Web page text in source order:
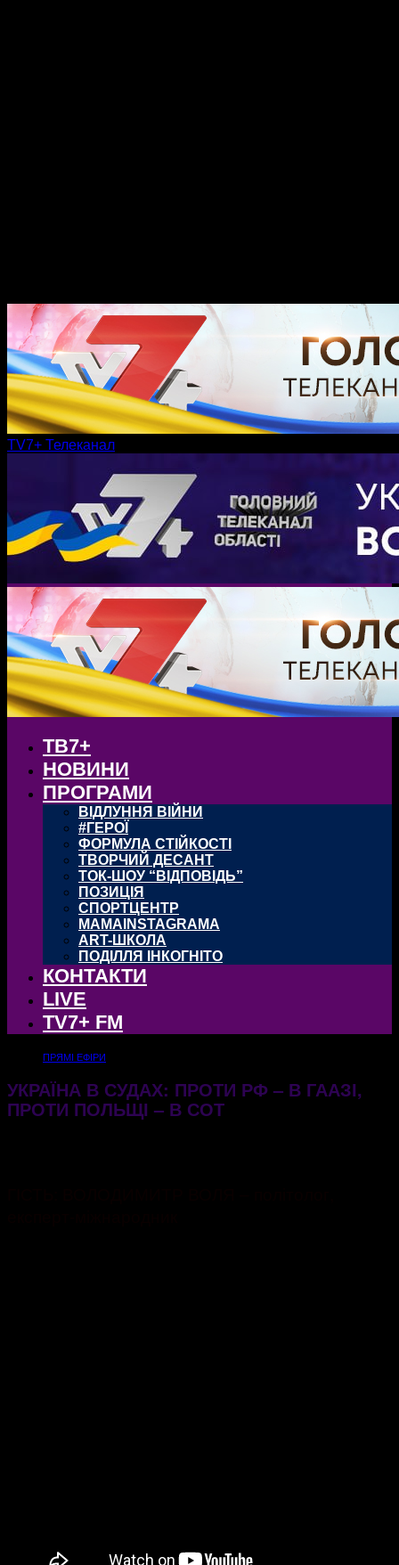
TV7+ Телеканал
ТВ7+
НОВИНИ
ПРОГРАМИ
ВІДЛУННЯ ВІЙНИ
#ГЕРОЇ
ФОРМУЛА СТІЙКОСТІ
ТВОРЧИЙ ДЕСАНТ
ТОК-ШОУ “ВІДПОВІДЬ”
ПОЗИЦІЯ
СПОРТЦЕНТР
MAMAINSTAGRAMA
ART-ШКОЛА
ПОДІЛЛЯ ІНКОГНІТО
КОНТАКТИ
LIVE
TV7+ FM
ПРЯМІ ЕФІРИ
УКРАЇНА В СУДАХ: ПРОТИ РФ – В ГААЗІ,
ПРОТИ ПОЛЬЩІ – В СОТ